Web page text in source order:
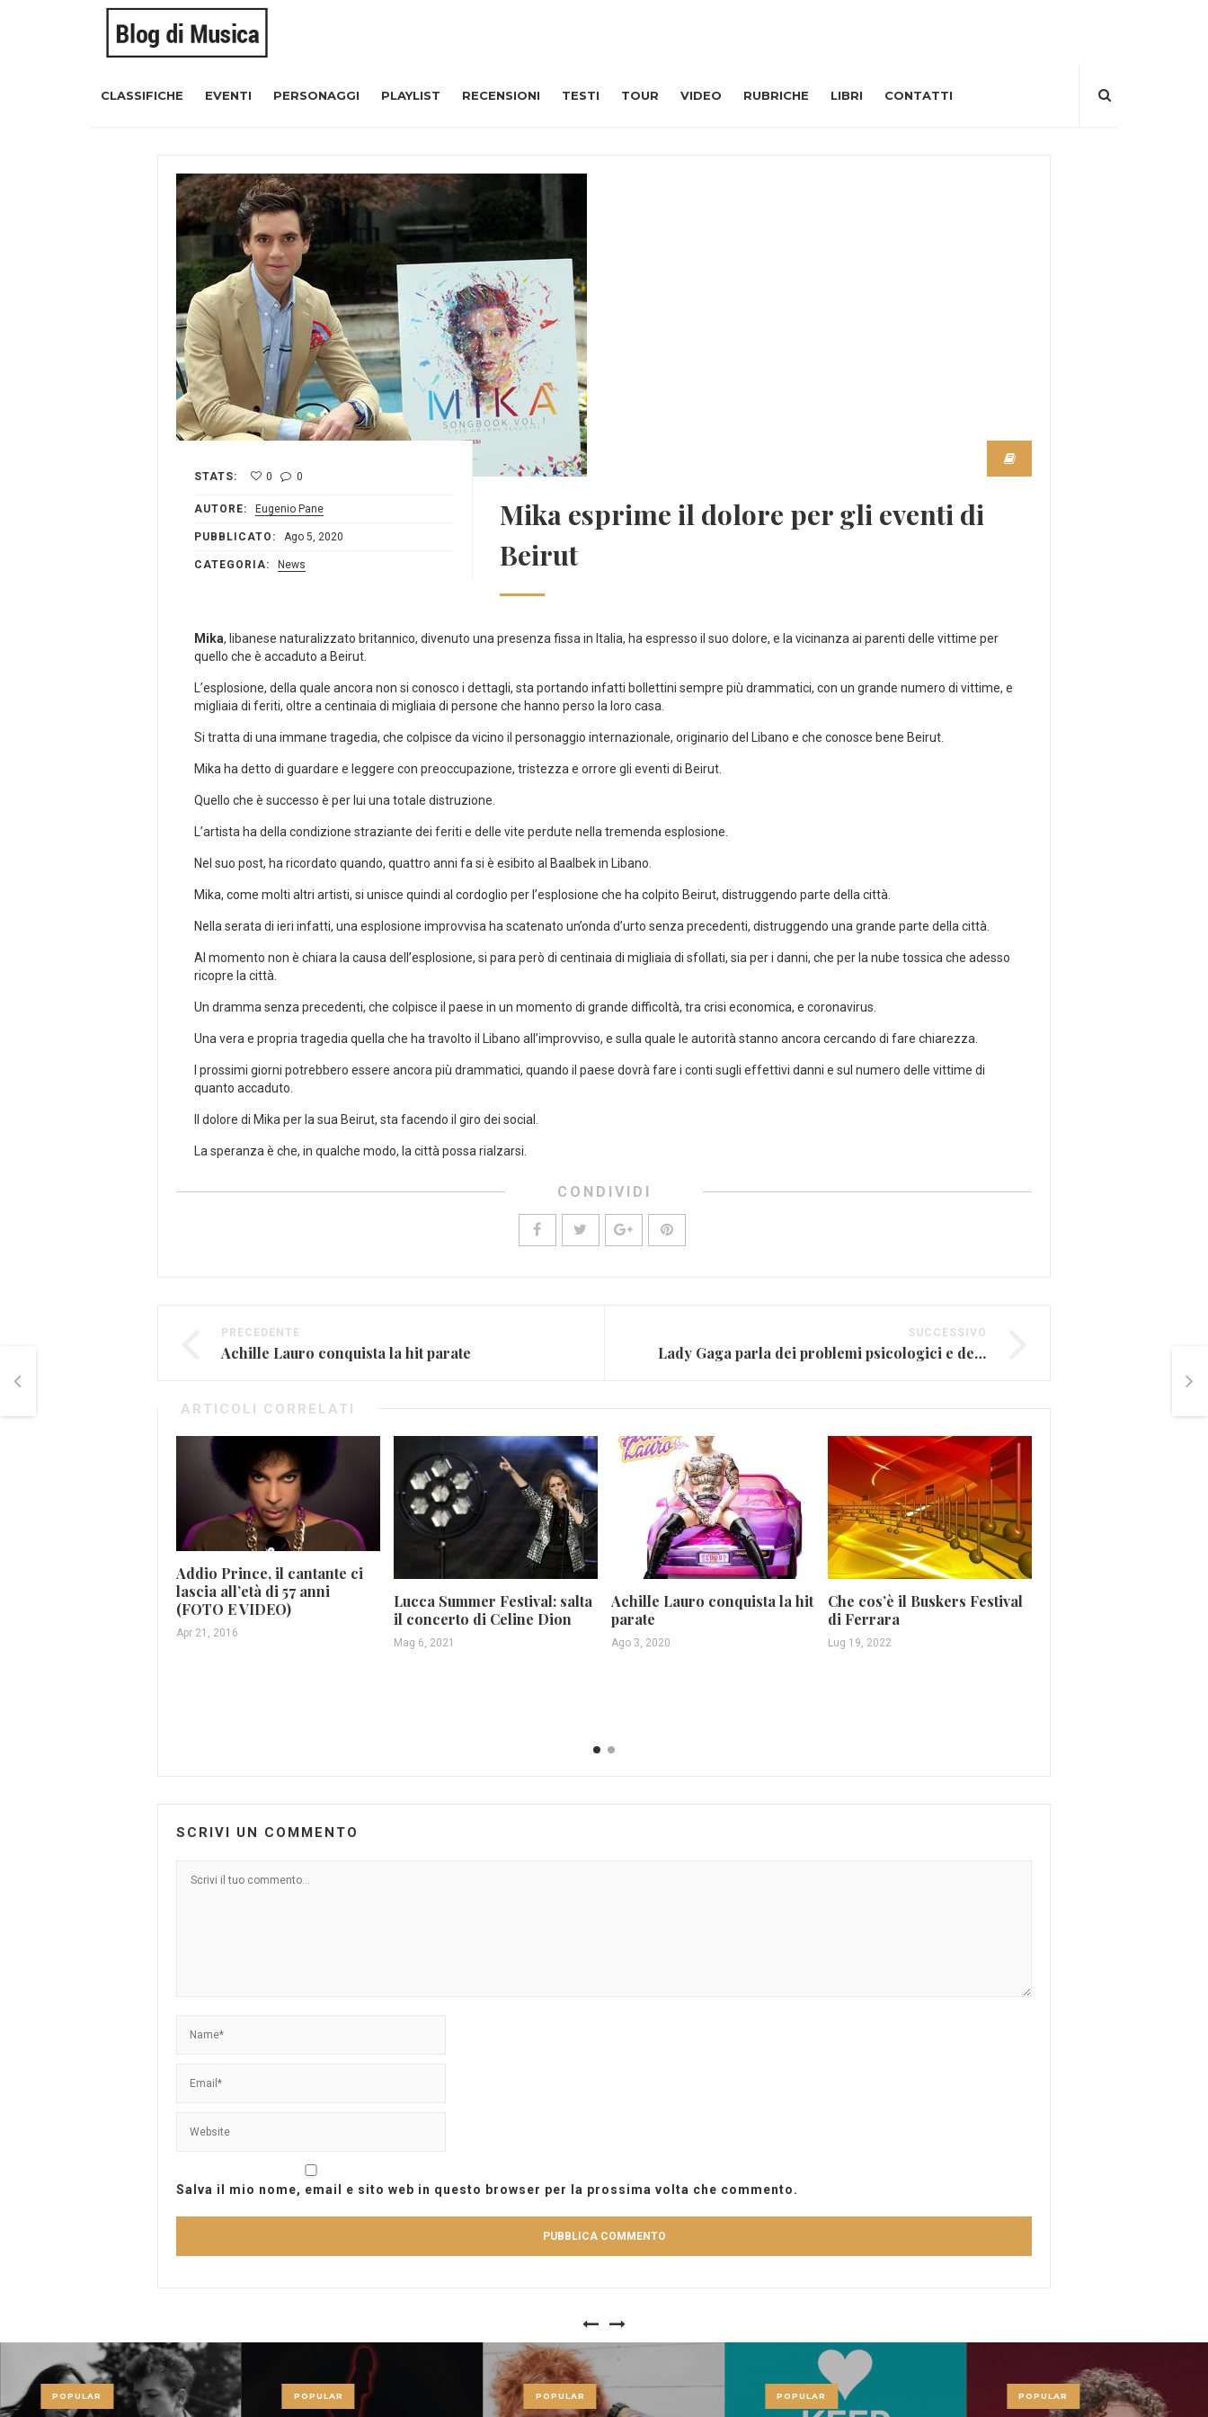
CLASSIFICHE EVENTI PERSONAGGI PLAYLIST RECENSIONI TESTI TOUR VIDEO RUBRICHE LIBRI CONTATTI
STATS: 0 0
AUTORE: Eugenio Pane
PUBBLICATO: Ago 5, 2020
CATEGORIA: News
Mika esprime il dolore per gli eventi di
Beirut
Mika, libanese naturalizzato britannico, divenuto una presenza fissa in Italia, ha espresso il suo dolore, e la vicinanza ai parenti delle vittime per
quello che è accaduto a Beirut.
L’esplosione, della quale ancora non si conosco i dettagli, sta portando infatti bollettini sempre più drammatici, con un grande numero di vittime, e
migliaia di feriti, oltre a centinaia di migliaia di persone che hanno perso la loro casa.
Si tratta di una immane tragedia, che colpisce da vicino il personaggio internazionale, originario del Libano e che conosce bene Beirut.
Mika ha detto di guardare e leggere con preoccupazione, tristezza e orrore gli eventi di Beirut.
Quello che è successo è per lui una totale distruzione.
L’artista ha della condizione straziante dei feriti e delle vite perdute nella tremenda esplosione.
Nel suo post, ha ricordato quando, quattro anni fa si è esibito al Baalbek in Libano.
Mika, come molti altri artisti, si unisce quindi al cordoglio per l’esplosione che ha colpito Beirut, distruggendo parte della città.
Nella serata di ieri infatti, una esplosione improvvisa ha scatenato un’onda d’urto senza precedenti, distruggendo una grande parte della città.
Al momento non è chiara la causa dell’esplosione, si para però di centinaia di migliaia di sfollati, sia per i danni, che per la nube tossica che adesso
ricopre la città.
Un dramma senza precedenti, che colpisce il paese in un momento di grande difficoltà, tra crisi economica, e coronavirus.
Una vera e propria tragedia quella che ha travolto il Libano all’improvviso, e sulla quale le autorità stanno ancora cercando di fare chiarezza.
I prossimi giorni potrebbero essere ancora più drammatici, quando il paese dovrà fare i conti sugli effettivi danni e sul numero delle vittime di
quanto accaduto.
Il dolore di Mika per la sua Beirut, sta facendo il giro dei social.
La speranza è che, in qualche modo, la città possa rialzarsi.
CONDIVIDI
PRECEDENTE
Achille Lauro conquista la hit parate
SUCCESSIVO
Lady Gaga parla dei problemi psicologici e dell’uso di psicofarmaci
ARTICOLI CORRELATI
Addio Prince, il cantante ci
lascia all’età di 57 anni
(FOTO E VIDEO)
Apr 21, 2016
Lucca Summer Festival: salta
il concerto di Celine Dion
Mag 6, 2021
Achille Lauro conquista la hit
parate
Ago 3, 2020
Che cos’è il Buskers Festival
di Ferrara
Lug 19, 2022
SCRIVI UN COMMENTO
Salva il mio nome, email e sito web in questo browser per la prossima volta che commento.
POPULAR POPULAR POPULAR POPULAR POPULAR